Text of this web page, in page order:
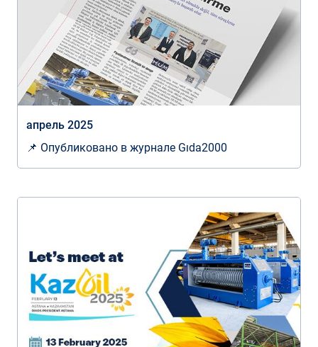
апрель 2025
📌 Опубликовано в журнале Gıda2000